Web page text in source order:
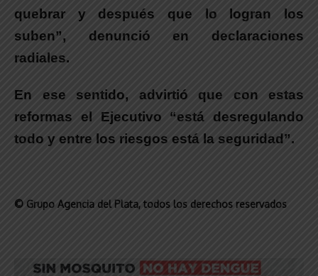
quebrar y después que lo logran los
suben”, denunció en declaraciones
radiales.
En ese sentido, advirtió que con estas
reformas el Ejecutivo “está desregulando
todo y entre los riesgos está la seguridad”.
© Grupo Agencia del Plata, todos los derechos reservados